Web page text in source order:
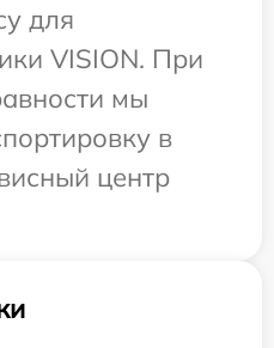
для
VISION. При
мы
в
центр